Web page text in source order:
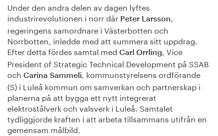
Under den andra delen av dagen lyftes
industrirevolutionen i norr där Peter Larsson,
regeringens samordnare i Västerbotten och
Norrbotten, inledde med att summera sitt uppdrag.
Efter detta fördes samtal med Carl Orrling, Vice
President of Strategic Technical Development på SSAB
och Carina Sammeli, kommunstyrelsens ordförande
(S) i Luleå kommun om samverkan och partnerskap i
planerna på att bygga ett nytt integrerat
elektrostålverk och valsverk i Luleå. Samtalet
tydliggjorde kraften i att arbeta tillsammans utifrån en
gemensam målbild.